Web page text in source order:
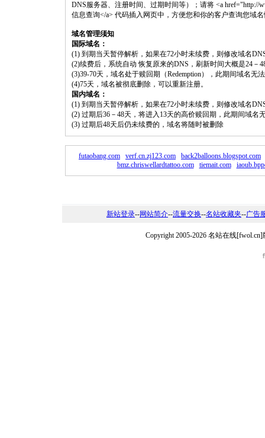
DNS服务器、注册时间、过期时间等）；请将 <a href="http://
信息查询</a> 代码插入网页中，方便您和你的客户查询您域
域名管理须知
国际域名：
(1) 到期当天暂停解析，如果在72小时未续费，则修改域名
(2)续费后，系统自动 恢复原来的DNS，刷新时间大概是24－
(3)39-70天，域名处于赎回期（Redemption），此期间域名无
(4)75天，域名被彻底删除，可以重新注册。
国内域名：
(1) 到期当天暂停解析，如果在72小时未续费，则修改域名
(2) 过期后36－48天，将进入13天的高价赎回期，此期间域名
(3) 过期后48天后仍未续费的，域名将随时被删除
futaobang.com verf.cn.zj123.com
back2balloons.blogspot.com
bmz.chriswellardtattoo.com
tiemait.com
新站登录--网站简介--流量交换--名站收藏夹--广告
Copyright 2005-2026 名站在线